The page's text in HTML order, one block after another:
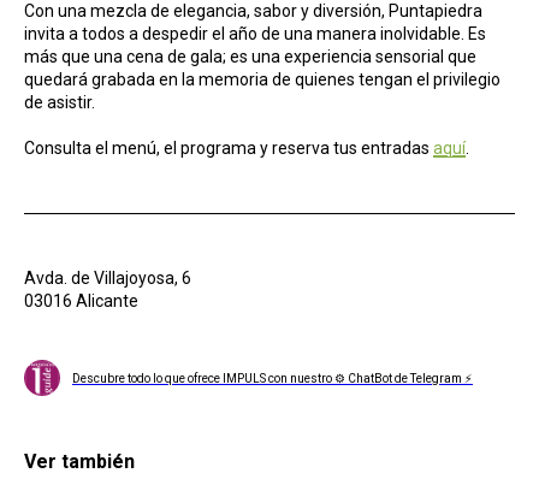
Con una mezcla de elegancia, sabor y diversión, Puntapiedra
invita a todos a despedir el año de una manera inolvidable. Es
más que una cena de gala; es una experiencia sensorial que
quedará grabada en la memoria de quienes tengan el privilegio
de asistir.
Consulta el menú, el programa y reserva tus entradas aquí.
Avda. de Villajoyosa, 6
03016 Alicante
Descubre todo lo que ofrece IMPULS con nuestro ⚙ ChatBot de Telegram ⚡
Ver también